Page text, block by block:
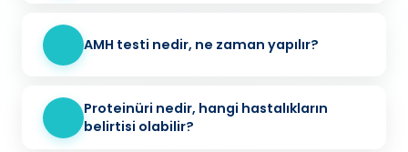
AMH testi nedir, ne zaman yapılır?
Proteinüri nedir, hangi hastalıkların
belirtisi olabilir?